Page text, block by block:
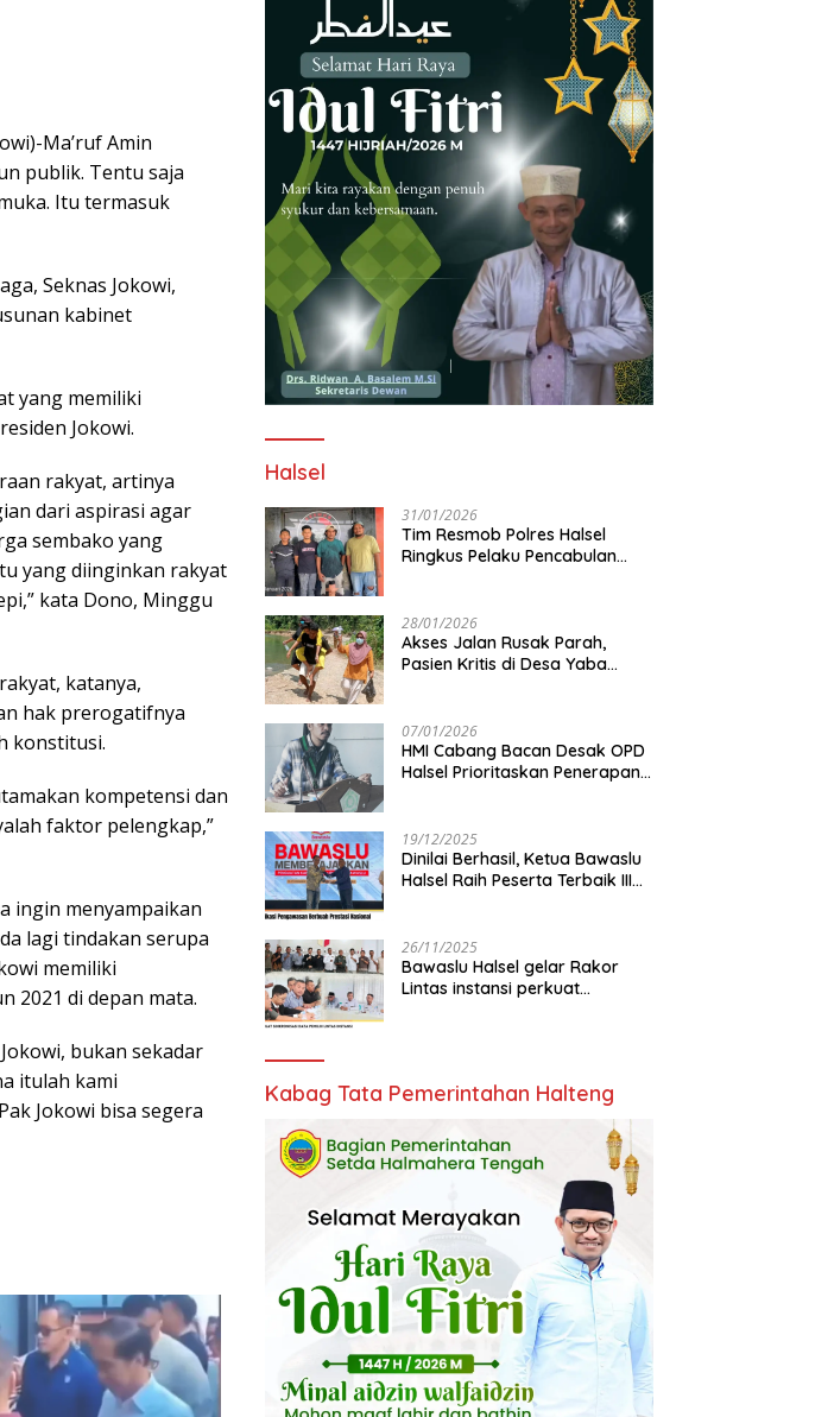
Ma’ruf Amin
publik. Tentu saja
Itu termasuk
Seknas Jokowi,
kabinet
yang memiliki
Jokowi.
rakyat, artinya
dari aspirasi agar
sembako yang
yang diinginkan rakyat
kata Dono, Minggu
katanya,
hak prerogatifnya
konstitusi.
kompetensi dan
faktor pelengkap,”
ingin menyampaikan
lagi tindakan serupa
memiliki
2021 di depan mata.
bukan sekadar
itulah kami
Jokowi bisa segera
Halsel
31/01/2026
Tim Resmob Polres Halsel
Ringkus Pelaku Pencabulan
28/01/2026
Akses Jalan Rusak Parah,
Pasien Kritis di Desa Yaba
07/01/2026
HMI Cabang Bacan Desak OPD
Halsel Prioritaskan Penerapan
19/12/2025
Dinilai Berhasil, Ketua Bawaslu
Halsel Raih Peserta Terbaik III
26/11/2025
Bawaslu Halsel gelar Rakor
Lintas instansi perkuat
Kabag Tata Pemerintahan Halteng